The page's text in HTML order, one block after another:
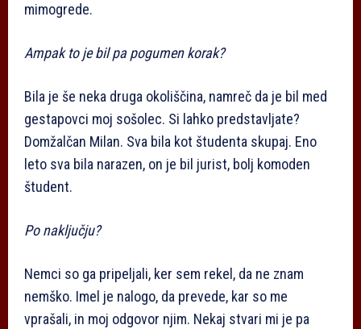
mimogrede.
Ampak to je bil pa pogumen korak?
Bila je še neka druga okoliščina, namreč da je bil med
gestapovci moj sošolec. Si lahko predstavljate?
Domžalčan Milan. Sva bila kot študenta skupaj. Eno
leto sva bila narazen, on je bil jurist, bolj komoden
študent.
Po naključju?
Nemci so ga pripeljali, ker sem rekel, da ne znam
nemško. Imel je nalogo, da prevede, kar so me
vprašali, in moj odgovor njim. Nekaj stvari mi je pa